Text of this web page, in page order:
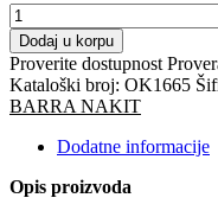
LUCA
BARRA-
minđuše
količina
Dodaj u korpu
Proverite dostupnost
Kataloški broj: OK1665
BARRA NAKIT
Dodatne informacije
Opis proizvoda